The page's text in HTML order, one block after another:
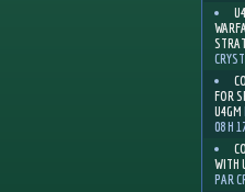
FOR
U4GM
08 H
WITH
PAR